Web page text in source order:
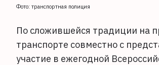
Фото: транспортная полиция
По сложившейся традиции на
транспорте совместно с
участие в ежегодной